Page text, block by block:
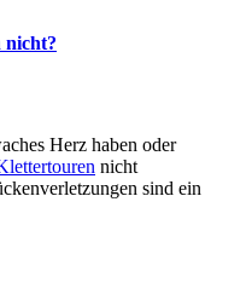
nicht?
Herz haben oder
nicht
sind ein